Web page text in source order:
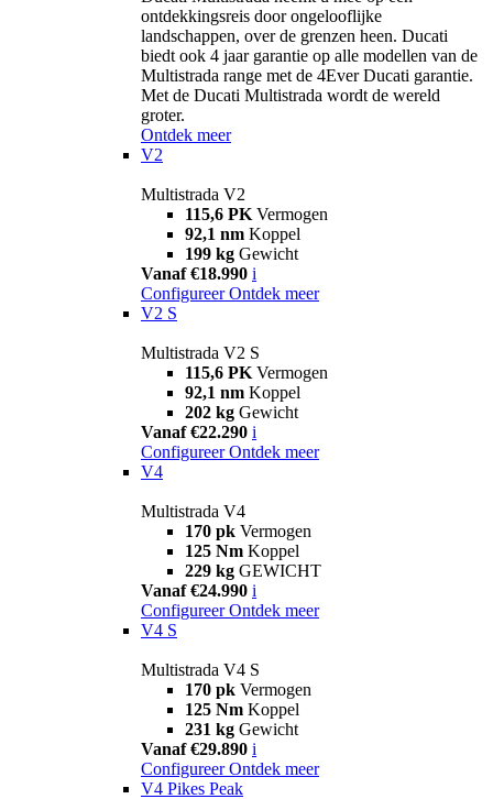
ontdekkingsreis door ongelooflijke
landschappen, over de grenzen heen. Ducati
biedt ook 4 jaar garantie op alle modellen van de
Multistrada range met de 4Ever Ducati garantie.
Met de Ducati Multistrada wordt de wereld
groter.
Ontdek meer
V2
Multistrada V2
115,6 PK Vermogen
92,1 nm Koppel
199 kg Gewicht
Vanaf €18.990 i
Configureer Ontdek meer
V2 S
Multistrada V2 S
115,6 PK Vermogen
92,1 nm Koppel
202 kg Gewicht
Vanaf €22.290 i
Configureer Ontdek meer
V4
Multistrada V4
170 pk Vermogen
125 Nm Koppel
229 kg GEWICHT
Vanaf €24.990 i
Configureer Ontdek meer
V4 S
Multistrada V4 S
170 pk Vermogen
125 Nm Koppel
231 kg Gewicht
Vanaf €29.890 i
Configureer Ontdek meer
V4 Pikes Peak